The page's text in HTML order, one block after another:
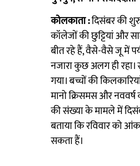
कोलकाता :दिसंबर की
कॉलेजों की छुट्टियां और
बीत रहे हैं, वैसे-वैसे जू में
नजारा कुछ अलग ही
गया। बच्चों की
मानो क्रिसमस और
की संख्या के मामले में
बताया कि रविवार को
सकता हैं।